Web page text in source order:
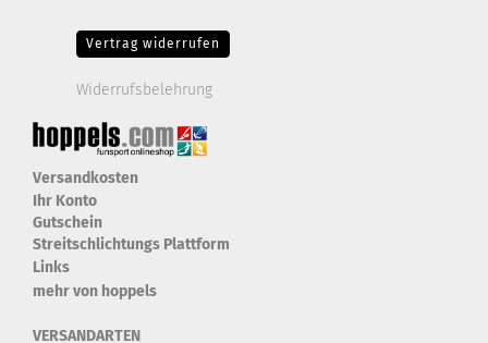
Vertrag widerrufen
Widerrufsbelehrung
Versandkosten
Ihr Konto
Gutschein
Streitschlichtungs Plattform
Links
mehr von hoppels
VERSANDARTEN